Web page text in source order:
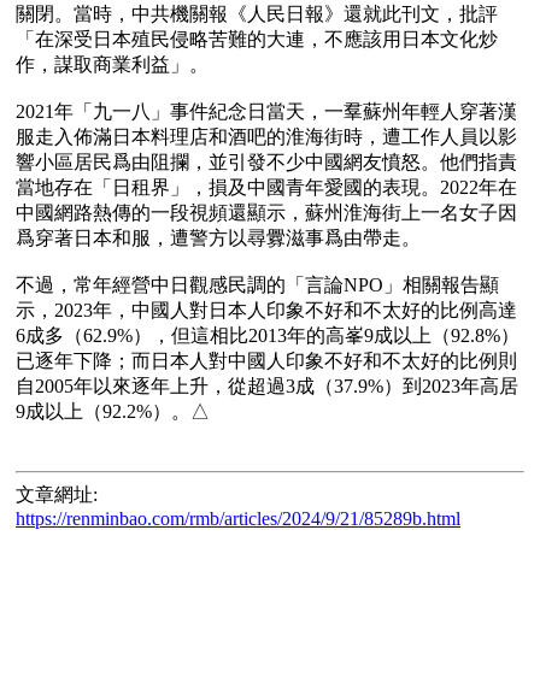
關閉。當時，中共機關報《人民日報》還就此刊文，批評
「在深受日本殖民侵略苦難的大連，不應該用日本文化炒
作，謀取商業利益」。
2021年「九一八」事件紀念日當天，一羣蘇州年輕人穿著漢
服走入佈滿日本料理店和酒吧的淮海街時，遭工作人員以影
響小區居民爲由阻攔，並引發不少中國網友憤怒。他們指責
當地存在「日租界」，損及中國青年愛國的表現。2022年在
中國網路熱傳的一段視頻還顯示，蘇州淮海街上一名女子因
爲穿著日本和服，遭警方以尋釁滋事爲由帶走。
不過，常年經營中日觀感民調的「言論NPO」相關報告顯
示，2023年，中國人對日本人印象不好和不太好的比例高達
6成多（62.9%），但這相比2013年的高峯9成以上（92.8%）
已逐年下降；而日本人對中國人印象不好和不太好的比例則
自2005年以來逐年上升，從超過3成（37.9%）到2023年高居
文章網址:
https://renminbao.com/rmb/articles/2024/9/21/85289b.html